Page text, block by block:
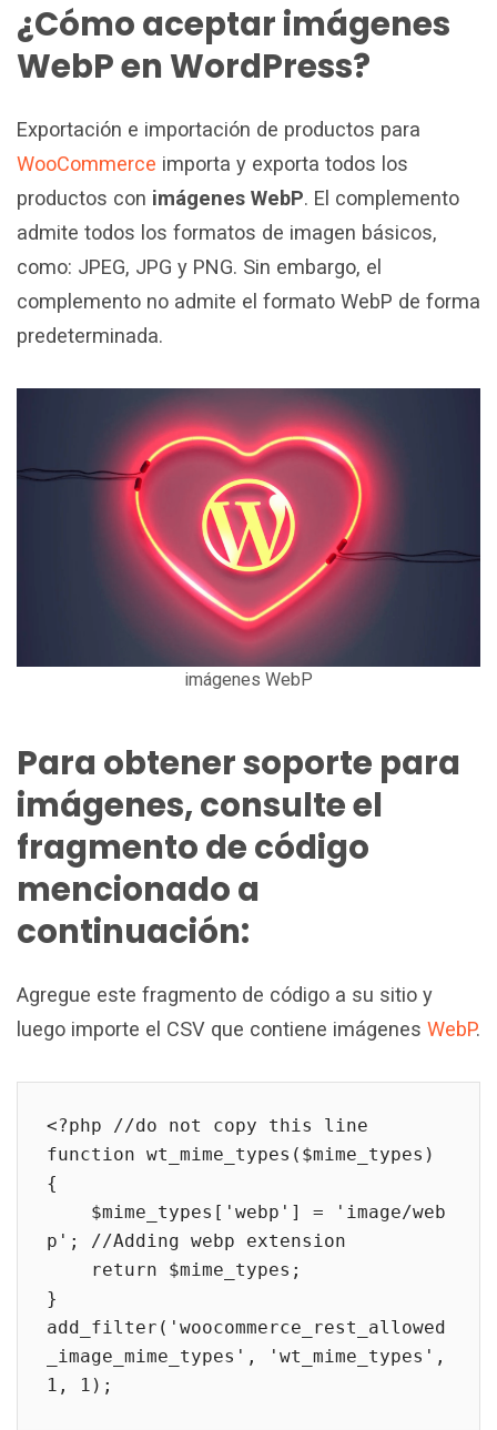
¿Cómo aceptar imágenes
WebPen WordPress?
Exportación e importación de productos para
WooCommerce importa y exporta todos los
productos con imágenes WebP. El complemento
admite todos los formatos de imagen básicos,
como: JPEG, JPG y PNG. Sin embargo, el
complemento no admite el formato WebP de forma
predeterminada.
imágenes WebP
Para obtener soporte para
imágenes, consulte el
fragmento de código
mencionado a
continuación:
Agregue este fragmento de código a su sitio y
luego importe el CSV que contiene imágenes WebP.
<?php //do not copy this line
function wt_mime_types($mime_types)
{
p'; //Adding webp extension
}
add_filter('woocommerce_rest_allowed
_image_mime_types', 'wt_mime_types',
1, 1);